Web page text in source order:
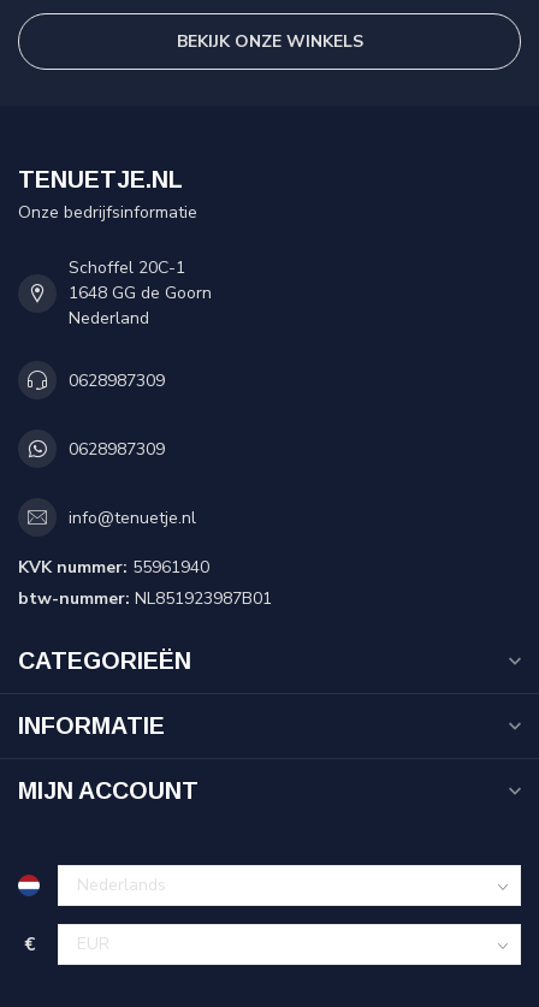
BEKIJK ONZE WINKELS
TENUETJE.NL
Onze bedrijfsinformatie
Schoffel 20C-1
1648 GG de Goorn
Nederland
0628987309
0628987309
info@tenuetje.nl
KVK nummer: 55961940
btw-nummer: NL851923987B01
CATEGORIEËN
INFORMATIE
MIJN ACCOUNT
€